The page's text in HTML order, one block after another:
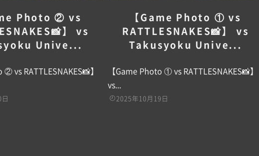
Photo ② vs
】 vs
Unive...
② vs RATTLESNAKES📸】
【Game Photo ① vs
RATTLESNAKES📸】 vs
Takusyoku Unive...
【Game Photo ① vs RATTLESNAKES📸】
vs...
2025年10月19日